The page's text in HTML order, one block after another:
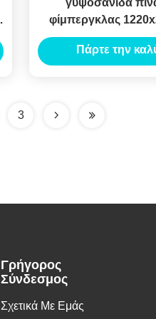
γυψοσανίδα
φίμπεργκλας
που
Πάρτε την
3
Γρήγορος
Σύνδεσμος
Σχετικά Με Εμάς